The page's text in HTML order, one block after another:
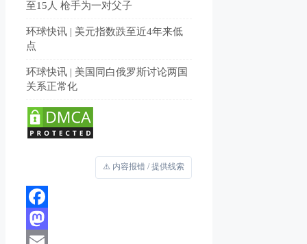
至15人 枪手为一对父子
环球快讯 | 美元指数跌至近4年来低
点
环球快讯 | 美国同白俄罗斯讨论两国
关系正常化
⚠️ 内容报错 / 提供线索
Facebook
Mastodon